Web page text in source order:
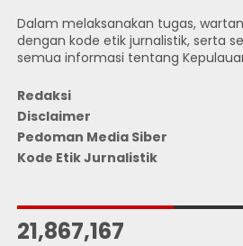
Dalam melaksanakan tugas,
dengan kode etik jurnalistik, serta
semua informasi tentang
Redaksi
Disclaimer
Pedoman Media Siber
Kode Etik Jurnalistik
21,867,167